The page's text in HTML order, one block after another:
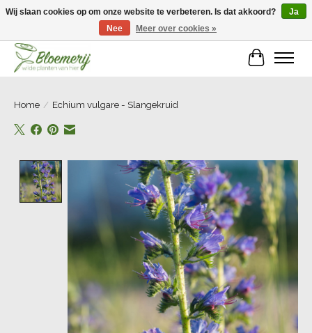
Home / Echium vulgare - Slangekruid
Product image slideshow Items
Wij slaan cookies op om onze website te verbeteren. Is dat akkoord?
Ja
Nee
Meer over cookies »